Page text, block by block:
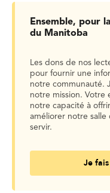
Ensemble, pour
du Manitoba
Les dons de nos
pour fournir une
notre communauté.
notre mission. Votre
notre capacité à
améliorer notre salle
servir.
Je